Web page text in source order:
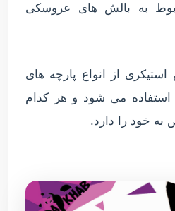
به بالش های عروسکی
از انواع پارچه های
می شود و هر کدام
به خود را دارد.